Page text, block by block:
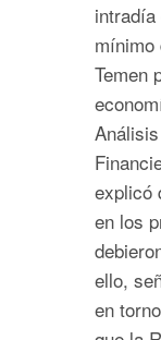
mínimo
Temen
explicó
en los
ello,
en